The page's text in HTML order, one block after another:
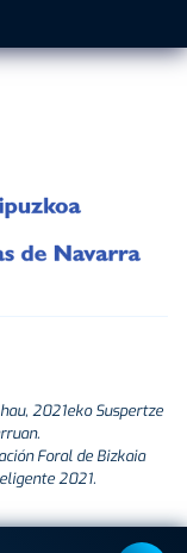
2021eko Suspertze
Foral de Bizkaia
2021.